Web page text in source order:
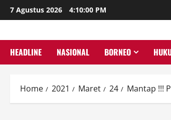
Skip
to
7 Agustus 2026 4:10:01 PM
HEADLINE NASIONAL BORNEO
Home 2021 Maret 24 Mantap !!!